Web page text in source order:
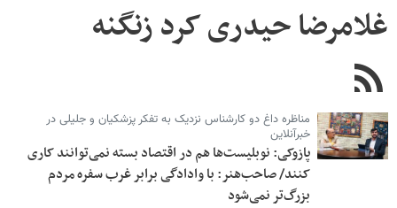
غلامرضا حیدری کرد زنگنه
مناظره داغ دو کارشناس نزدیک به تفکر پزشکیان و جلیلی در
خبرآنلاین
پازوکی: نوبلیست‌ها هم در اقتصاد بسته نمی‌توانند کاری
کنند/ صاحب‌هنر: با وادادگی برابر غرب سفره مردم
بزرگ‌تر نمی‌شود